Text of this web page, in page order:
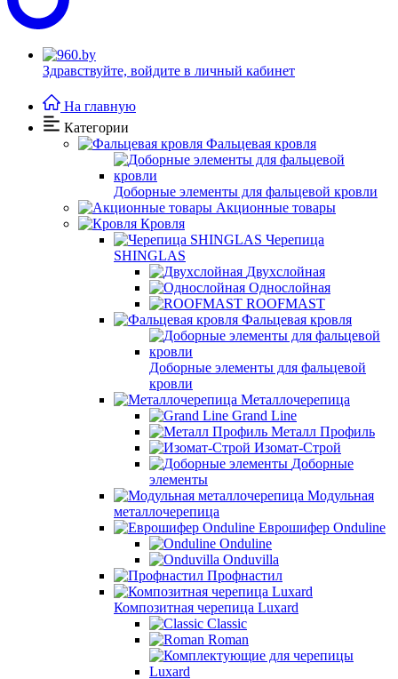
Здравствуйте, войдите в личный кабинет
На главную
Категории
Фальцевая кровля
Доборные элементы для фальцевой кровли
Акционные товары
Кровля
Черепица
SHINGLAS
Двухслойная
Однослойная
ROOFMAST
Фальцевая кровля
Доборные элементы для фальцевой
кровли
Металлочерепица
Grand Line
Металл Профиль
Изомат-Строй
Доборные
элементы
Модульная
металлочерепица
Еврошифер Onduline
Onduline
Onduvilla
Профнастил
Композитная черепица Luxard
Сlassic
Roman